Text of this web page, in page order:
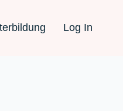
Log In